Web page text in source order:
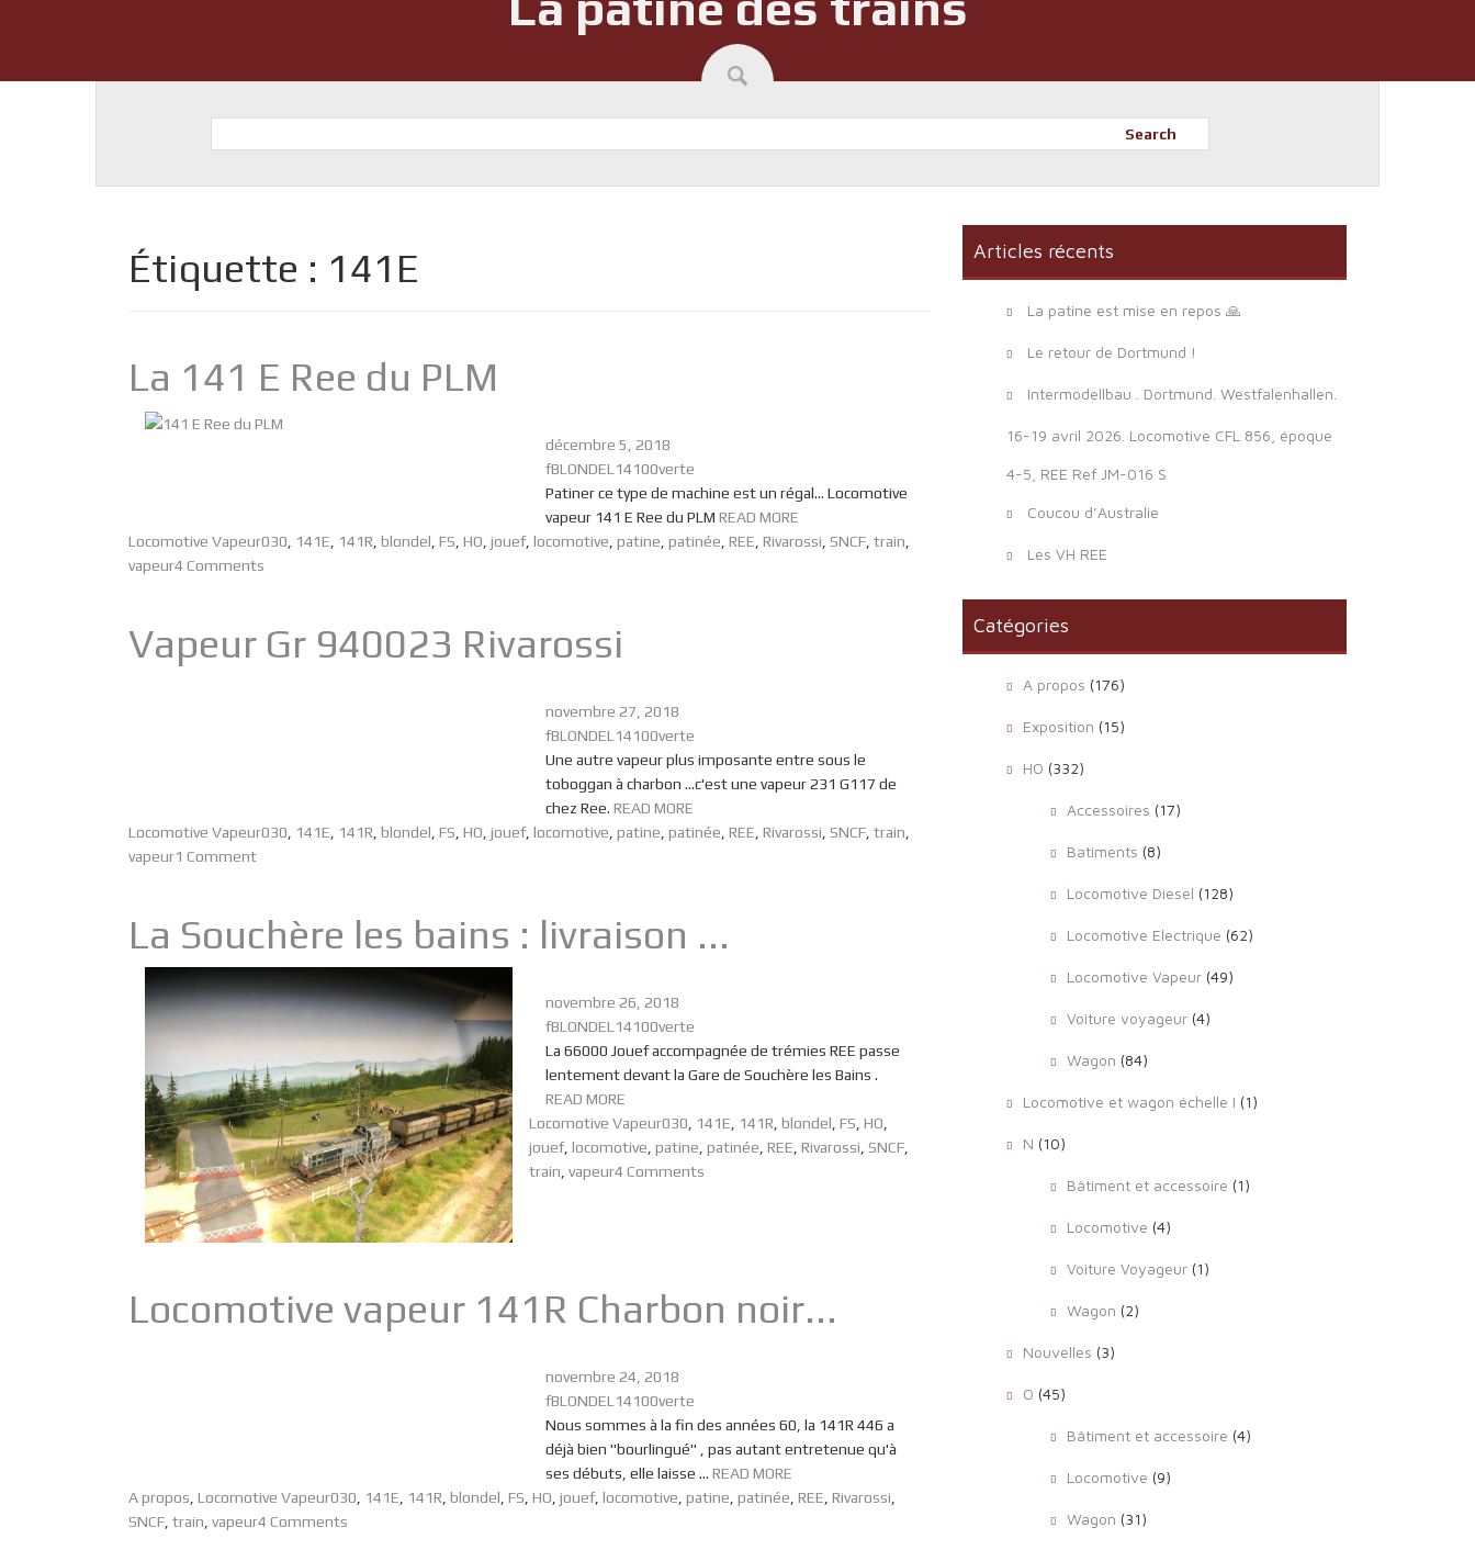
Search
Étiquette : 141E
La 141 E Ree du PLM
décembre 5, 2018
fBLONDEL14100verte
Patiner ce type de machine est un régal... Locomotive
vapeur 141 E Ree du PLM READ MORE
Locomotive Vapeur030 141E 141R blondel FS HO jouef, locomotive patine patinée REE Rivarossi SNCF train
vapeur4 Comments
Vapeur Gr 940023 Rivarossi
novembre 27, 2018
fBLONDEL14100verte
Une autre vapeur plus imposante entre sous le
toboggan à charbon ...c'est une vapeur 231 G117 de
chez Ree. READ MORE
Locomotive Vapeur030 141E 141R blondel FS HO jouef, locomotive patine patinée REE Rivarossi SNCF train
vapeur1 Comment
La Souchère les bains : livraison ...
novembre 26, 2018
fBLONDEL14100verte
La 66000 Jouef accompagnée de trémies REE passe
lentement devant la Gare de Souchère les Bains .
READ MORE
Locomotive Vapeur030 141E 141R blondel FS HO
jouef, locomotive patine patinée REE Rivarossi SNCF
train vapeur4 Comments
Locomotive vapeur 141R Charbon noir...
novembre 24, 2018
fBLONDEL14100verte
Nous sommes à la fin des années 60, la 141R 446 a
déjà bien "bourlingué" , pas autant entretenue qu'à
ses débuts, elle laisse ... READ MORE
A propos, Locomotive Vapeur030, 141E, 141R, blondel, FS, HO, jouef, locomotive, patine, patinée, REE, Rivarossi,
SNCF, train, vapeur4 Comments
Articles récents
La patine est mise en repos 🙏
Le retour de Dortmund !
Intermodellbau . Dortmund. Westfalenhallen.
16-19 avril 2026. Locomotive CFL 856, époque
4-5, REE Ref JM-016 S
Coucou d’Australie
Les VH REE
Catégories
A propos (176)
Exposition (15)
HO (332)
Accessoires (17)
Batiments (8)
Locomotive Diesel (128)
Locomotive Electrique (62)
Locomotive Vapeur (49)
Voiture voyageur (4)
Wagon (84)
Locomotive et wagon échelle I (1)
N (10)
Bâtiment et accessoire (1)
Locomotive (4)
Voiture Voyageur (1)
Wagon (2)
Nouvelles (3)
O (45)
Bâtiment et accessoire (4)
Locomotive (9)
Wagon (31)